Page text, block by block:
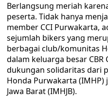
Berlangsung meriah
peserta. Tidak hanya
member CCI Purwakarta,
sejumlah bikers yang
berbagai club/komunitas
dalam keluarga besar CBR
dukungan solidaritas dari
Honda Purwakarta
Jawa Barat (IMHJB).